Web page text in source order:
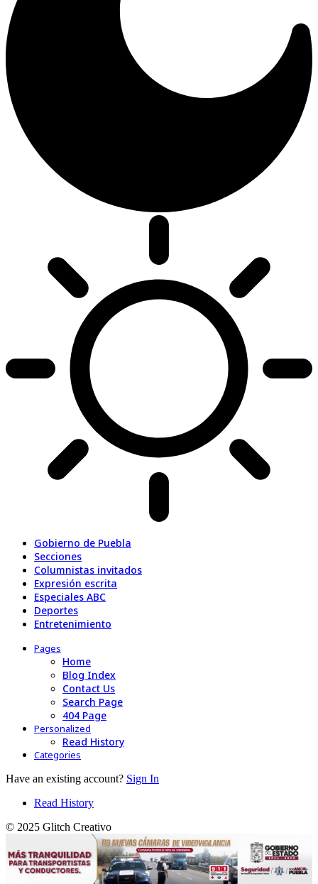
Gobierno de Puebla
Secciones
Columnistas invitados
Expresión escrita
Especiales ABC
Deportes
Entretenimiento
Pages
Home
Blog Index
Contact Us
Search Page
404 Page
Personalized
Read History
Categories
Have an existing account? Sign In
Read History
© 2025 Glitch Creativo